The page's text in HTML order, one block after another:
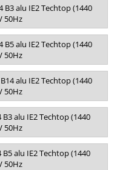
B3 alu IE2 Techtop (1440
50Hz
B5 alu IE2 Techtop (1440
50Hz
alu IE2 Techtop (1440
50Hz
B3 alu IE2 Techtop (1440
50Hz
B5 alu IE2 Techtop (1440
50Hz